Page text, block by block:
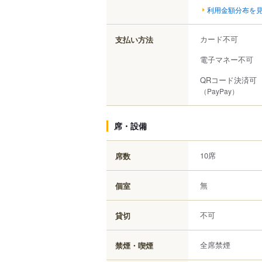
利用金額分布を
支払い方法
カード不可
電子マネー不可
QRコード決済可
（PayPay）
席・設備
席数 10席
個室 無
貸切 不可
禁煙・喫煙 全席禁煙